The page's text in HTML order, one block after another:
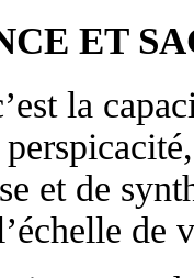
ET
la
et de
de